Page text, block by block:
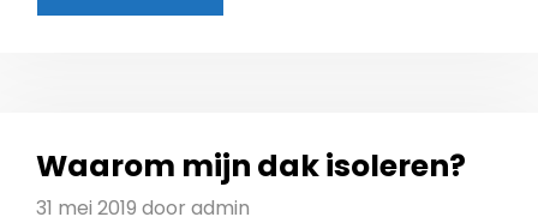
Waarom mijn dak isoleren?
31 mei 2019 door admin